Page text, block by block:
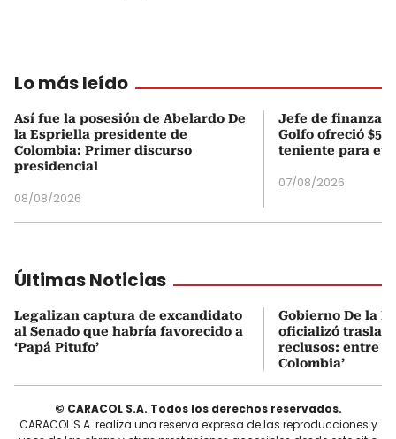
Lo más leído
Así fue la posesión de Abelardo De
la Espriella presidente de
Colombia: Primer discurso
presidencial
08/08/2026
Jefe de finanzas
Golfo ofreció
teniente para
07/08/2026
Últimas Noticias
Legalizan captura de excandidato
al Senado que habría favorecido a
‘Papá Pitufo’
Gobierno De la
oficializó
reclusos: entre
Colombia’
© CARACOL S.A. Todos los derechos reservados.
CARACOL S.A. realiza una reserva expresa de las reproducciones y